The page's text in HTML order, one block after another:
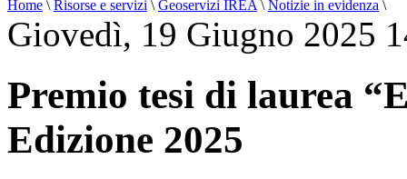
Home \ Risorse e servizi \ Geoservizi IREA \ Notizie in evidenza \
Giovedì, 19 Giugno 2025
Premio tesi di laurea
Edizione 2025